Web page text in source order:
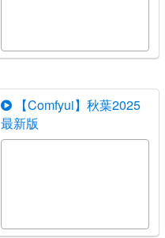
【Comfyui】秋葉2025
最新版